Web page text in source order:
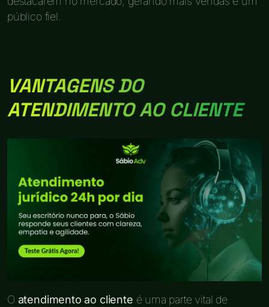
público fiel.
VANTAGENS DO
ATENDIMENTO AO CLIENTE
O atendimento ao cliente é uma parte vital de